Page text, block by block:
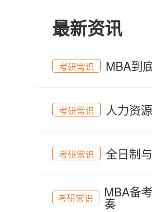
最新资讯
考研常识 MBA到
考研常识 人力资
考研常识 全日制
考研常识 MBA备
奏